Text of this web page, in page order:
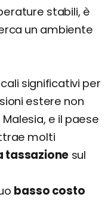
stabili, è
un ambiente
significativi per
estere non
e il paese
molti
tassazione sul
basso costo